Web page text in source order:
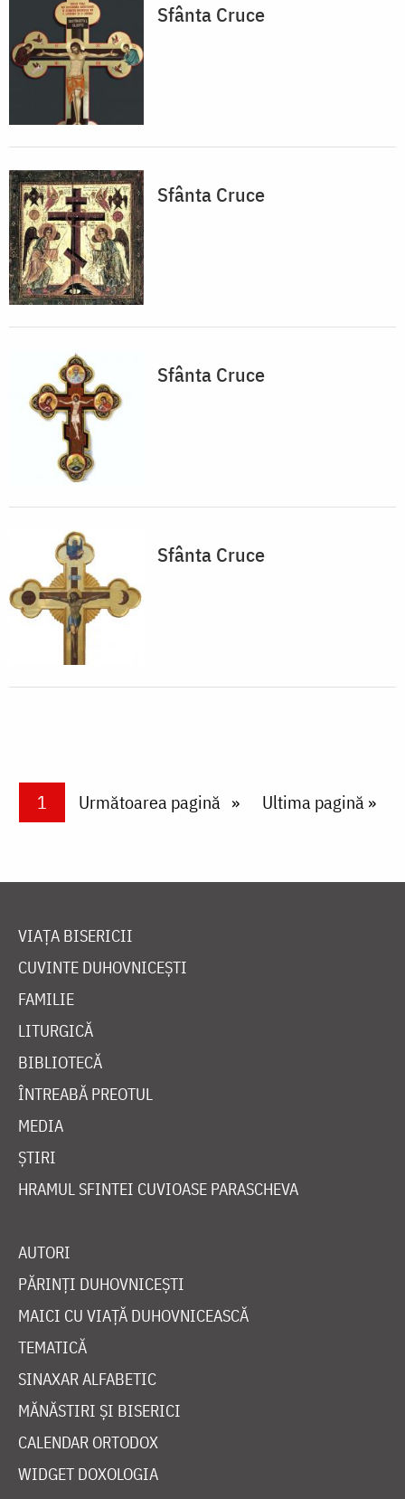
Sfânta Cruce
Sfânta Cruce
Sfânta Cruce
Sfânta Cruce
PaginareCurrent page
1 Next page
Următoarea pagină Last page
Ultima pagină »
VIAȚA BISERICII
CUVINTE DUHOVNICEȘTI
FAMILIE
LITURGICĂ
BIBLIOTECĂ
ÎNTREABĂ PREOTUL
MEDIA
ȘTIRI
HRAMUL SFINTEI CUVIOASE PARASCHEVA
AUTORI
PĂRINȚI DUHOVNICEȘTI
MAICI CU VIAȚĂ DUHOVNICEASCĂ
TEMATICĂ
SINAXAR ALFABETIC
MĂNĂSTIRI ȘI BISERICI
CALENDAR ORTODOX
WIDGET DOXOLOGIA